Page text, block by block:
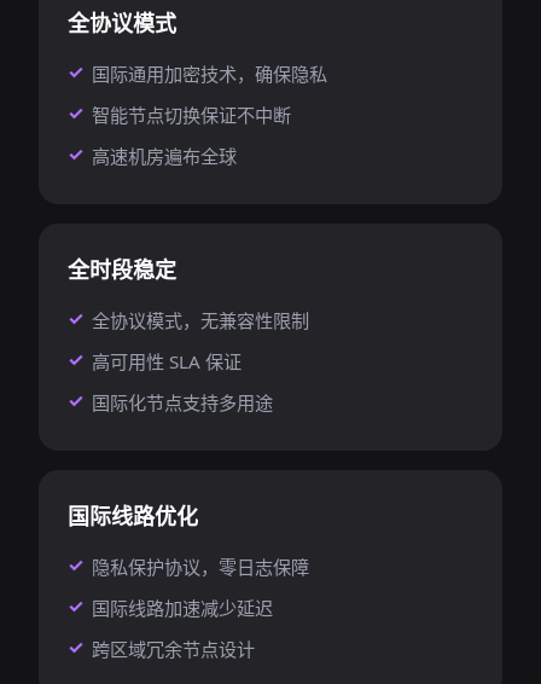
全协议模式
国际通用加密技术，确保隐私
智能节点切换保证不中断
高速机房遍布全球
全时段稳定
全协议模式，无兼容性限制
高可用性 SLA 保证
国际化节点支持多用途
国际线路优化
隐私保护协议，零日志保障
国际线路加速减少延迟
跨区域冗余节点设计